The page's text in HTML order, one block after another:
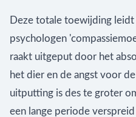
Deze totale toewijding
psychologen
raakt uitgeput door het
het dier en de angst voor
uitputting is des te groter
een lange periode